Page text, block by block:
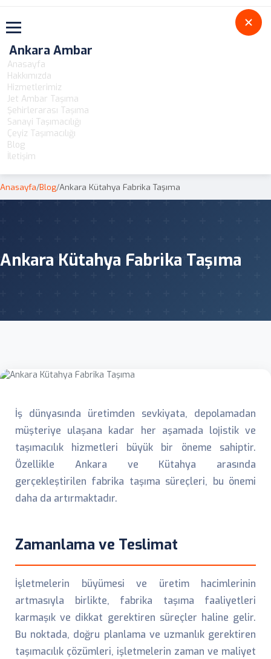
Toggle navigation
Ankara Ambar
Anasayfa
Hakkımızda
Hizmetlerimiz
Jet Ambar Taşıma
Şehirlerarası Taşıma
Sanayi Taşımacılığı
Çeyiz Taşımacılığı
Blog
İletişim
Anasayfa/Blog/Ankara Kütahya Fabrika Taşıma
Ankara Kütahya Fabrika Taşıma
İş dünyasında üretimden sevkiyata, depolamadan
müşteriye ulaşana kadar her aşamada lojistik ve
taşımacılık hizmetleri büyük bir öneme sahiptir.
Özellikle Ankara ve Kütahya arasında
gerçekleştirilen fabrika taşıma süreçleri, bu önemi
daha da artırmaktadır.
Zamanlama ve Teslimat
İşletmelerin büyümesi ve üretim hacimlerinin
artmasıyla birlikte, fabrika taşıma faaliyetleri
karmaşık ve dikkat gerektiren süreçler haline gelir.
Bu noktada, doğru planlama ve uzmanlık gerektiren
taşımacılık çözümleri, işletmelerin zaman ve maliyet